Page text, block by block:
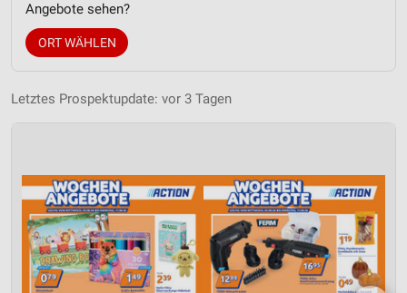
Angebote sehen?
ORT WÄHLEN
Letztes Prospektupdate: vor 3 Tagen